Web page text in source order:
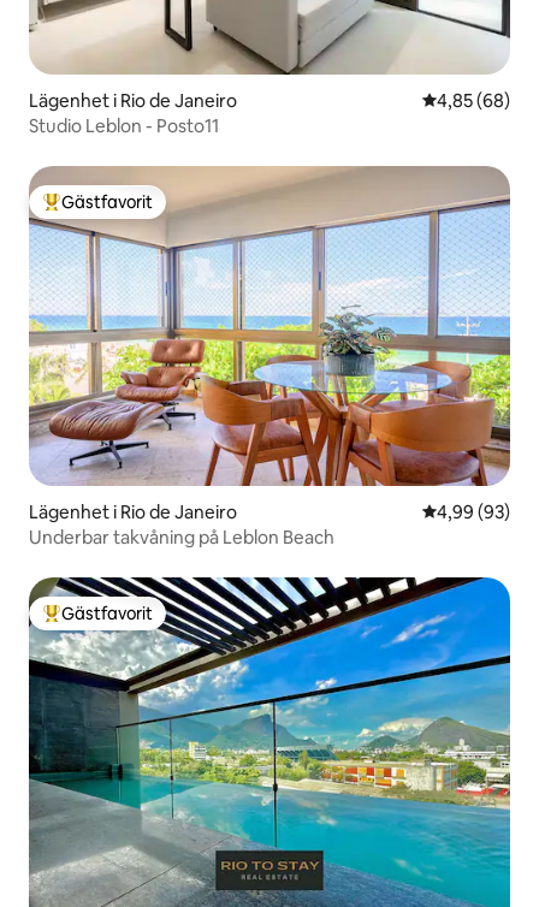
Lägenhet i Rio de Janeiro 4,85 av 5 i
4,85 (68)
Studio Leblon - Posto11
Populär gästfavorit
Gästfavorit
Lägenhet i Rio de Janeiro 4,99 av 5 i
4,99 (93)
Underbar takvåning på Leblon Beach
Populär gästfavorit
Gästfavorit